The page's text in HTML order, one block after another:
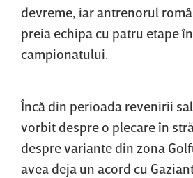
devreme, iar antrenorul
preia echipa cu patru etape
campionatului.
Încă din perioada revenirii
vorbit despre o plecare în
despre variante din zona
avea deja un acord cu